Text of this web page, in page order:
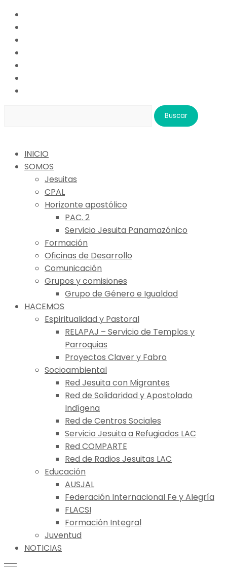
INICIO
SOMOS
Jesuitas
CPAL
Horizonte apostólico
PAC. 2
Servicio Jesuita Panamazónico
Formación
Oficinas de Desarrollo
Comunicación
Grupos y comisiones
Grupo de Género e Igualdad
HACEMOS
Espiritualidad y Pastoral
RELAPAJ – Servicio de Templos y
Parroquias
Proyectos Claver y Fabro
Socioambiental
Red Jesuita con Migrantes
Red de Solidaridad y Apostolado
Indígena
Red de Centros Sociales
Servicio Jesuita a Refugiados LAC
Red COMPARTE
Red de Radios Jesuitas LAC
Educación
AUSJAL
Federación Internacional Fe y Alegría
FLACSI
Formación Integral
Juventud
NOTICIAS